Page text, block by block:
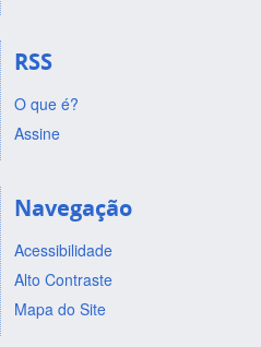
RSS
O que é?
Assine
Navegação
Acessibilidade
Alto Contraste
Mapa do Site